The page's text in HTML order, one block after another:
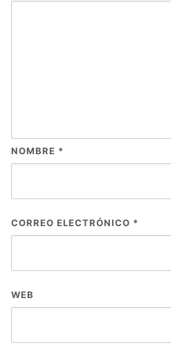
NOMBRE *
CORREO ELECTRÓNICO *
WEB